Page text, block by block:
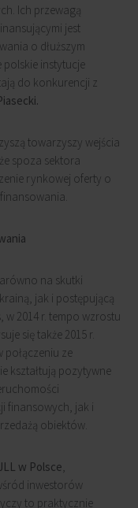
Ich przewagą
jest
o dłuższym
polskie instytucje
do konkurencji z
towarzyszy wejścia
spoza sektora
rynkowej oferty o
na skutki
jak i postępującą
w 2014 r. tempo wzrostu
się także 2015 r.
ze
kształtują pozytywne
finansowych, jak i
obiektów.
w Polsce
inwestorów
to praktycznie